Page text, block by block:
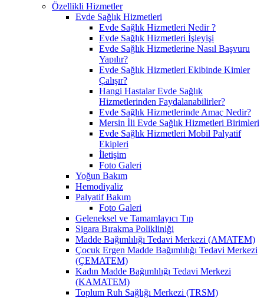
Özellikli Hizmetler
Evde Sağlık Hizmetleri
Evde Sağlık Hizmetleri Nedir ?
Evde Sağlık Hizmetleri İşleyişi
Evde Sağlık Hizmetlerine Nasıl Başvuru
Yapılır?
Evde Sağlık Hizmetleri Ekibinde Kimler
Çalışır?
Hangi Hastalar Evde Sağlık
Hizmetlerinden Faydalanabilirler?
Evde Sağlık Hizmetlerinde Amaç Nedir?
Mersin İli Evde Sağlık Hizmetleri Birimleri
Evde Sağlık Hizmetleri Mobil Palyatif
Ekipleri
İletişim
Foto Galeri
Yoğun Bakım
Hemodiyaliz
Palyatif Bakım
Foto Galeri
Geleneksel ve Tamamlayıcı Tıp
Sigara Bırakma Polikliniği
Madde Bağımlılığı Tedavi Merkezi (AMATEM)
Çocuk Ergen Madde Bağımlılığı Tedavi Merkezi
(ÇEMATEM)
Kadın Madde Bağımlılığı Tedavi Merkezi
(KAMATEM)
Toplum Ruh Sağlığı Merkezi (TRSM)